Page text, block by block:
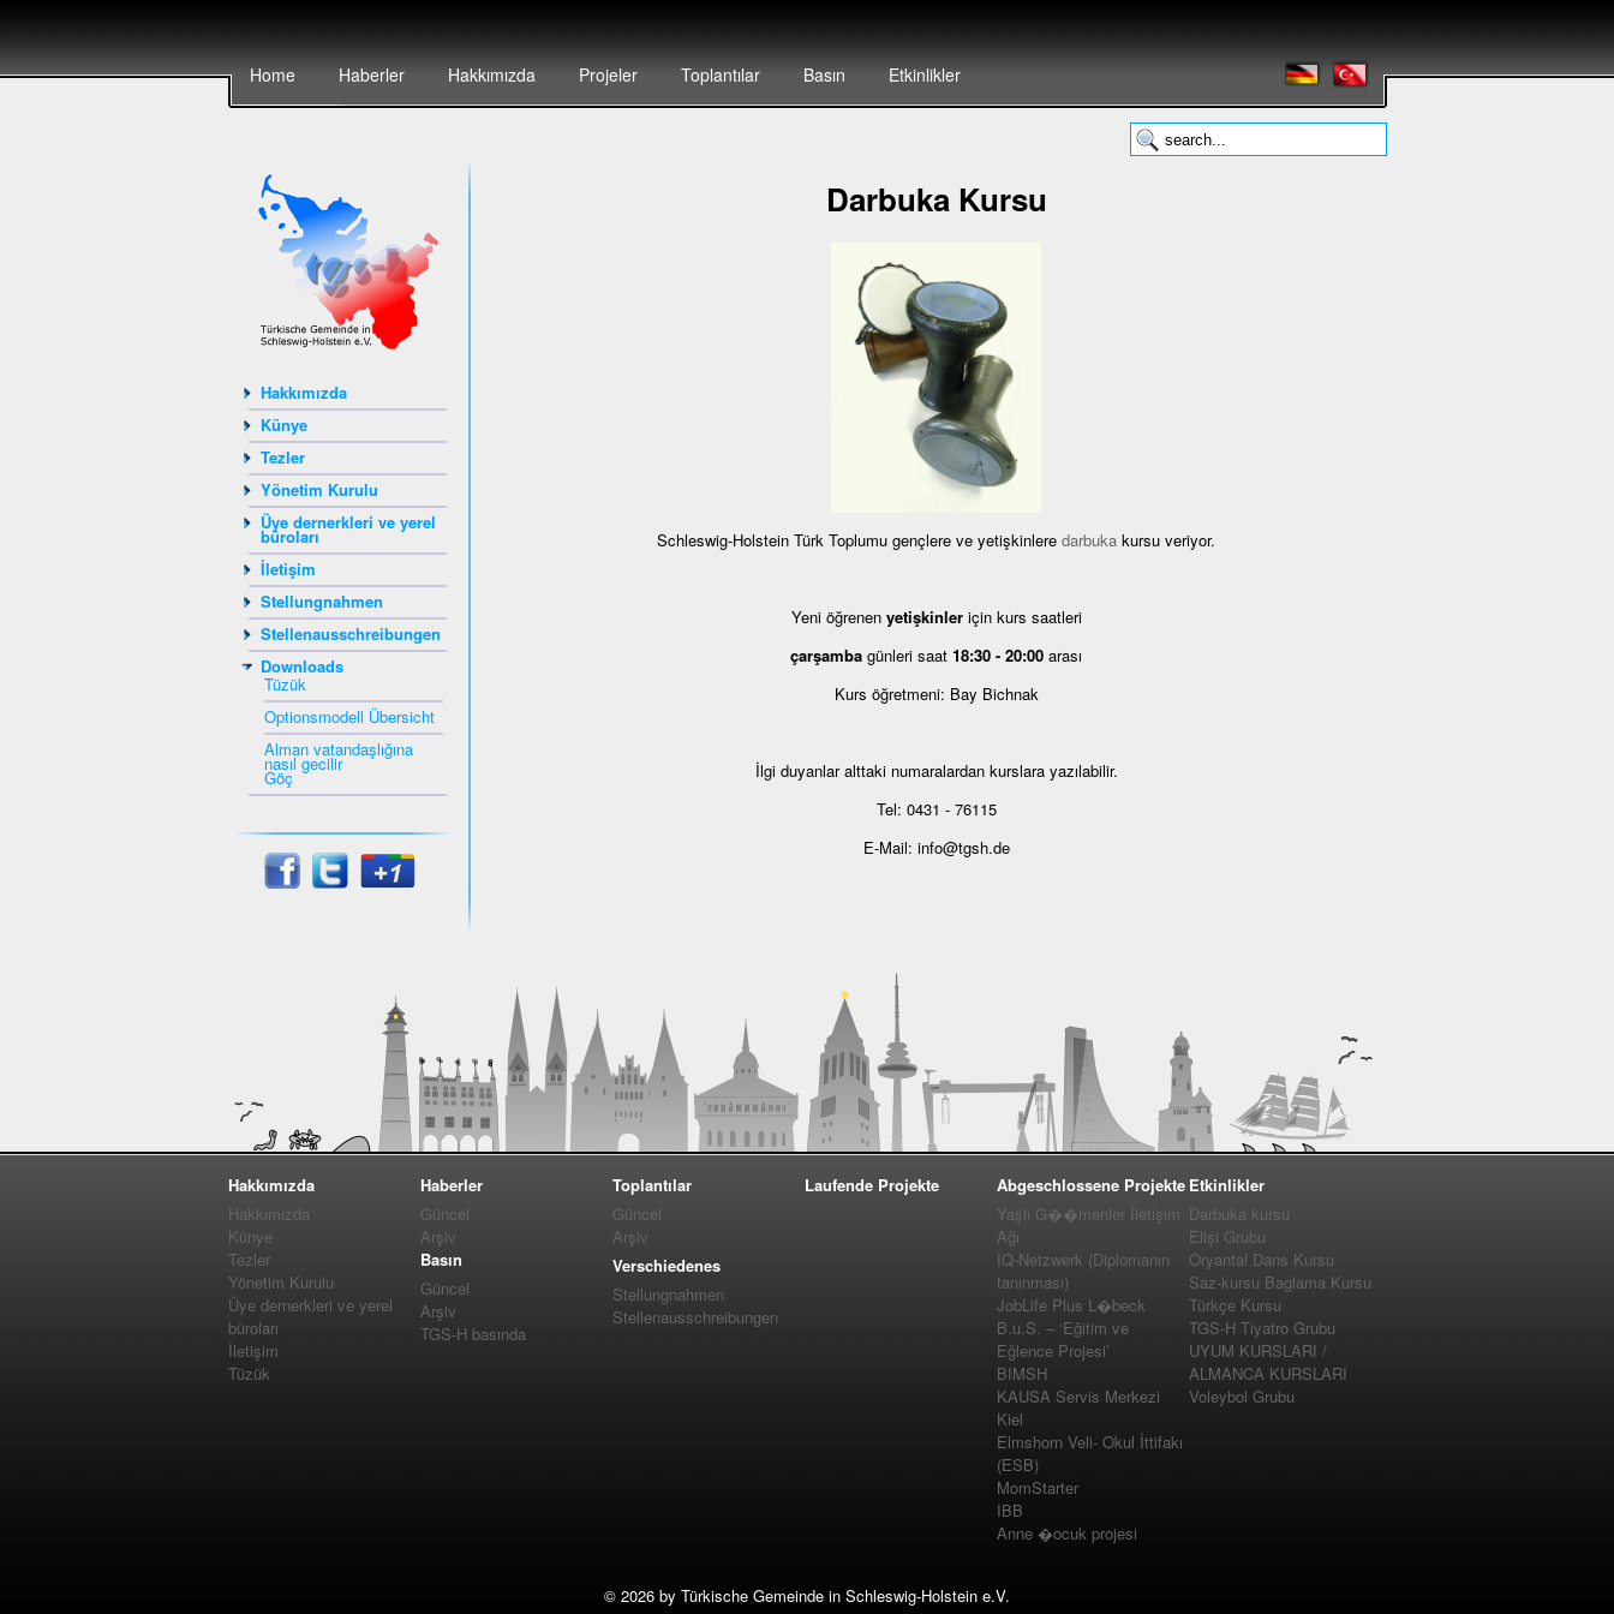
Home Haberler Hakkımızda Projeler Toplantılar Basın Etkinlikler
Hakkımızda
Künye
Tezler
Yönetim Kurulu
Üye dernerkleri ve yerel
büroları
İletişim
Stellungnahmen
Stellenausschreibungen
Downloads
Tüzük
Optionsmodell Übersicht
Alman vatandaşlığına
nasıl gecilir
Göç
Darbuka Kursu
Schleswig-Holstein Türk Toplumu gençlere ve yetişkinlere darbuka kursu veriyor.
Yeni öğrenen yetişkinler için kurs saatleri
çarşamba günleri saat 18:30 - 20:00 arası
Kurs öğretmeni: Bay Bichnak
İlgi duyanlar alttaki numaralardan kurslara yazılabilir.
Tel: 0431 - 76115
E-Mail: info@tgsh.de
Hakkımızda
Hakkımızda
Künye
Tezler
Yönetim Kurulu
Üye dernerkleri ve yerel
büroları
İletişim
Tüzük
Haberler
Güncel
Arşiv
Basın
Güncel
Arşiv
TGS-H basında
Toplantılar
Güncel
Arşiv
Verschiedenes
Stellungnahmen
Stellenausschreibungen
Laufende Projekte
Abgeschlossene Projekte
Yaşlı G��menler İletişim
Ağı
IQ-Netzwerk (Diplomanın
tanınması)
JobLife Plus L�beck
B.u.S. – ‘Eğitim ve
Eğlence Projesi’
BIMSH
KAUSA Servis Merkezi
Kiel
Elmshorn Veli- Okul İttifakı
(ESB)
MomStarter
IBB
Anne �ocuk projesi
Etkinlikler
Darbuka kursu
Elişi Grubu
Oryantal Dans Kursu
Saz-kursu Baglama Kursu
Türkçe Kursu
TGS-H Tiyatro Grubu
UYUM KURSLARI /
ALMANCA KURSLARI
Voleybol Grubu
© 2026 by Türkische Gemeinde in Schleswig-Holstein e.V.